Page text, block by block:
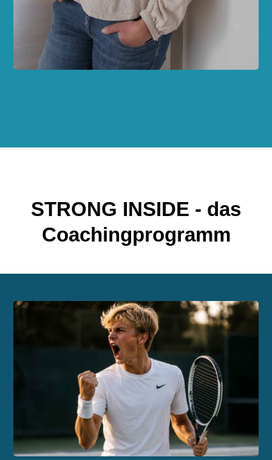
STRONG INSIDE - das
Coachingprogramm